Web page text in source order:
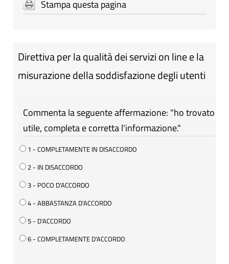
Stampa questa pagina
Direttiva per la qualità dei servizi on line e la
misurazione della soddisfazione degli utenti
Commenta la seguente affermazione: "ho trovato
utile, completa e corretta l'informazione."
1 - COMPLETAMENTE IN DISACCORDO
2 - IN DISACCORDO
3 - POCO D'ACCORDO
4 - ABBASTANZA D'ACCORDO
5 - D'ACCORDO
6 - COMPLETAMENTE D'ACCORDO